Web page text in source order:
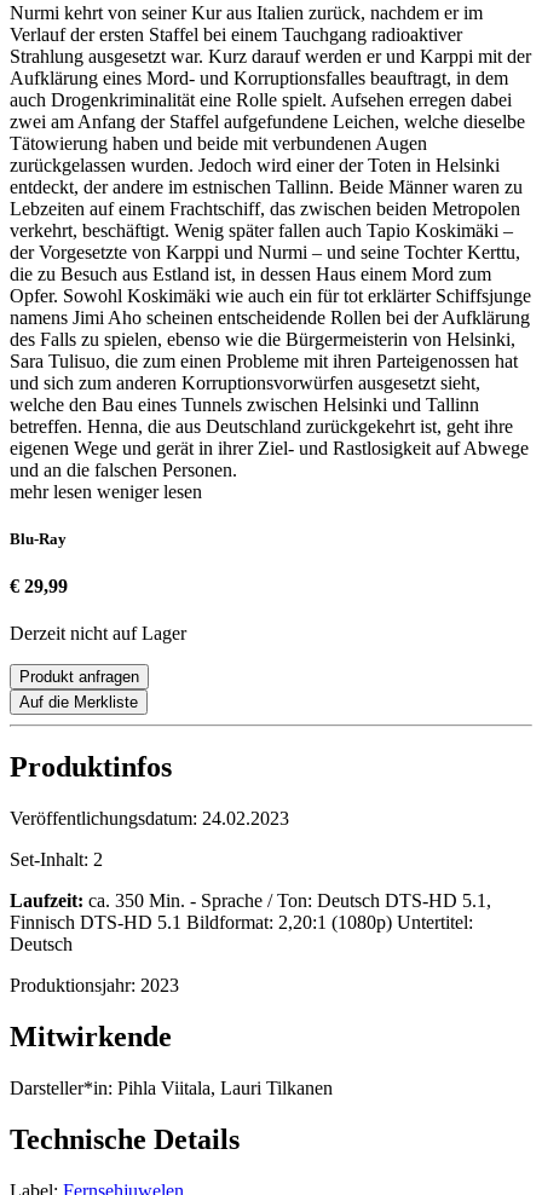
Nurmi kehrt von seiner Kur aus Italien zurück, nachdem er im
Verlauf der ersten Staffel bei einem Tauchgang radioaktiver
Strahlung ausgesetzt war. Kurz darauf werden er und Karppi mit der
Aufklärung eines Mord- und Korruptionsfalles beauftragt, in dem
auch Drogenkriminalität eine Rolle spielt. Aufsehen erregen dabei
zwei am Anfang der Staffel aufgefundene Leichen, welche dieselbe
Tätowierung haben und beide mit verbundenen Augen
zurückgelassen wurden. Jedoch wird einer der Toten in Helsinki
entdeckt, der andere im estnischen Tallinn. Beide Männer waren zu
Lebzeiten auf einem Frachtschiff, das zwischen beiden Metropolen
verkehrt, beschäftigt. Wenig später fallen auch Tapio Koskimäki –
der Vorgesetzte von Karppi und Nurmi – und seine Tochter Kerttu,
die zu Besuch aus Estland ist, in dessen Haus einem Mord zum
Opfer. Sowohl Koskimäki wie auch ein für tot erklärter Schiffsjunge
namens Jimi Aho scheinen entscheidende Rollen bei der Aufklärung
des Falls zu spielen, ebenso wie die Bürgermeisterin von Helsinki,
Sara Tulisuo, die zum einen Probleme mit ihren Parteigenossen hat
und sich zum anderen Korruptionsvorwürfen ausgesetzt sieht,
welche den Bau eines Tunnels zwischen Helsinki und Tallinn
betreffen. Henna, die aus Deutschland zurückgekehrt ist, geht ihre
eigenen Wege und gerät in ihrer Ziel- und Rastlosigkeit auf Abwege
und an die falschen Personen.
mehr lesen weniger lesen
Blu-Ray
€ 29,99
Derzeit nicht auf Lager
Produkt anfragen
Auf die Merkliste
Produktinfos
Veröffentlichungsdatum: 24.02.2023
Set-Inhalt: 2
Laufzeit: ca. 350 Min. - Sprache / Ton: Deutsch DTS-HD 5.1,
Finnisch DTS-HD 5.1 Bildformat: 2,20:1 (1080p) Untertitel:
Deutsch
Produktionsjahr: 2023
Mitwirkende
Darsteller*in: Pihla Viitala, Lauri Tilkanen
Technische Details
Label: Fernsehjuwelen